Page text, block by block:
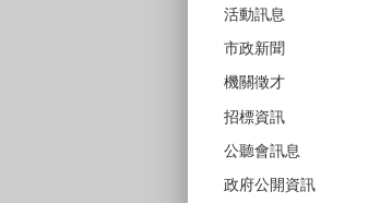
活動訊息
市政新聞
機關徵才
招標資訊
公聽會訊息
政府公開資訊